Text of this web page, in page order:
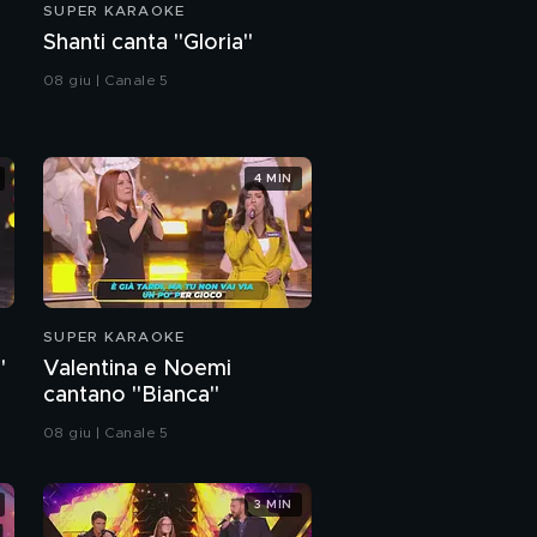
"Sinceramente"
Nicole canta "Vacanze
romane"
Eleonora canta
"T'appartengo"
nell'anima"
SUPER KARAOKE
Shanti canta "Gloria"
08 giu | Canale 5
SUPER KARAOKE
Valentina e Noemi
cantano "Bianca"
08 giu | Canale 5
4 MIN
3 MIN